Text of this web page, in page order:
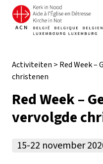
Activiteiten > Red Week –
christenen
Red Week –
vervolgde
15-22 november